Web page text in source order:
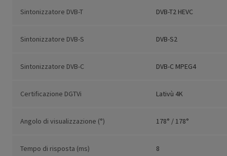
Sintonizzatore DVB-T DVB-T2 HEVC
Sintonizzatore DVB-S DVB-S2
Sintonizzatore DVB-C DVB-C MPEG4
Certificazione DGTVi Lativù 4K
Angolo di visualizzazione (°) 178° / 178°
Tempo di risposta (ms) 8